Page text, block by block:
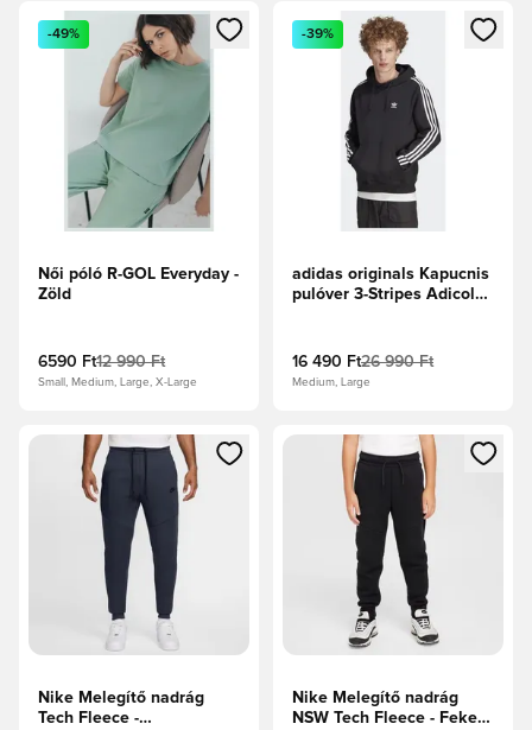
Megnyit egy modált a bejelentkezéshez vagy a tagként
-49%
Női póló R-GOL Everyday -
Zöld
6590 Ft12 990 Ft
Small, Medium, Large, X-Large
Megnyit egy modált a
-39%
adidas originals Kapucnis
pulóver 3-Stripes Adicolor
16 490 Ft26 990 Ft
Medium, Large
Megnyit egy modált a bejelentkezéshez vagy a tagként való
Nike Melegítő nadrág
Tech Fleece -
Megnyit egy modált a
Nike Melegítő nadrág
NSW Tech Fleece - Fekete